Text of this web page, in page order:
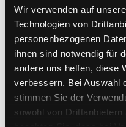
Wir verwenden auf
Technologien von
personenbezogenen
ihnen sind notwendig für
andere uns helfen, diese
verbessern. Bei Auswahl
stimmen Sie der
sowohl von
Mediengruppe:
Verfasser:Schneider,
Übergeordnetes Werk:
zurück
Beschreibung ein-/
Mehr Informationen